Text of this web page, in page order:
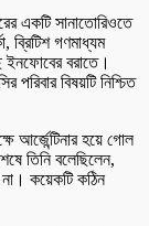
একটি সানাতোরিওতে
ব্রিটিশ গণমাধ্যম
বরাতে।
পরিবার বিষয়টি নিশ্চিত
আর্জেন্টিনার হয়ে গোল
তিনি বলেছিলেন,
কয়েকটি কঠিন